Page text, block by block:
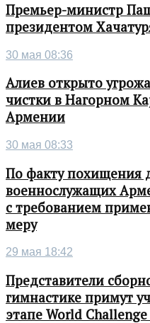
Премьер-министр
президентом
30 мая 08:36
Алиев открыто
чистки в Нагорном
Армении
30 мая 08:33
По факту похищения
военнослужащих
с требованием
меру
29 мая 18:42
Представители
гимнастике примут
этапе World Challenge